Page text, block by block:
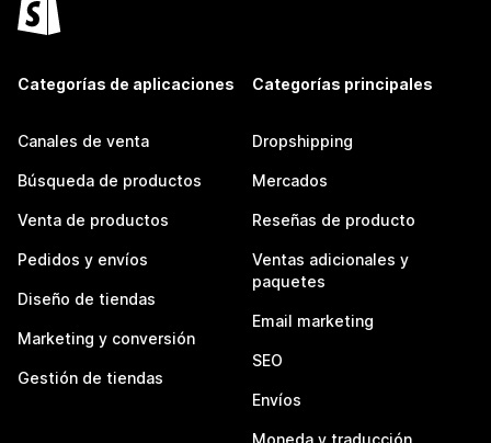
Categorías de aplicaciones
Canales de venta
Búsqueda de productos
Venta de productos
Pedidos y envíos
Diseño de tiendas
Marketing y conversión
Gestión de tiendas
Categorías principales
Dropshipping
Mercados
Reseñas de producto
Ventas adicionales y
paquetes
Email marketing
SEO
Envíos